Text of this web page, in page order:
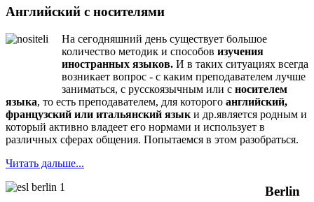
Английский с носителями
На сегодняшний день существует большое
количество методик и способов изучения
иностранных языков. И в таких ситуациях всегда
возникает вопрос - с каким преподавателем лучше
заниматься, с русскоязычным или с носителем
языка, то есть преподавателем, для которого английский,
французский или итальянский язык и др.является родным и
который активно владеет его нормами и использует в
различных сферах общения. Попытаемся в этом разобраться.
Читать дальше...
Berlin